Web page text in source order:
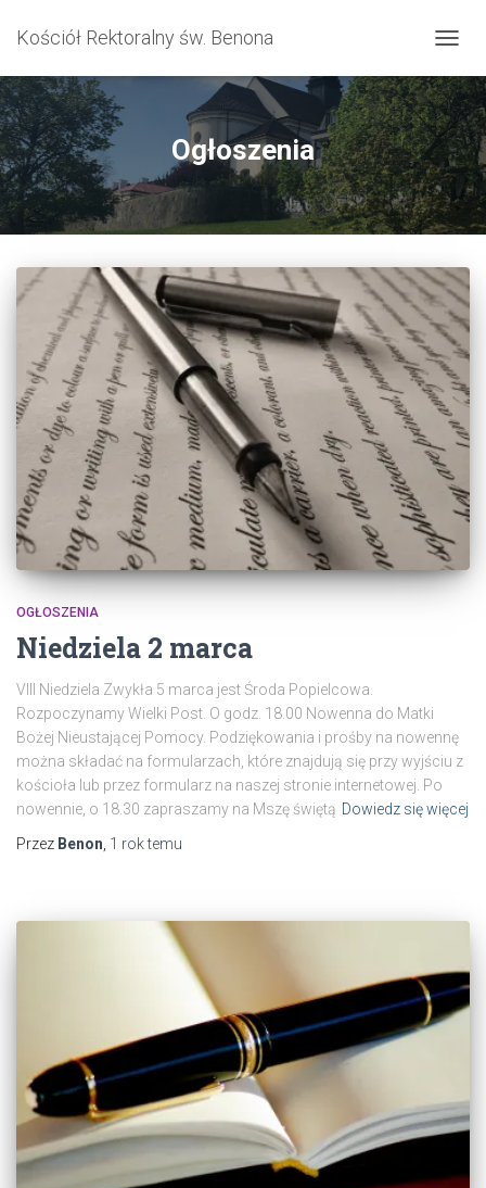
Kościół Rektoralny św. Benona
Ogłoszenia
OGŁOSZENIA
Niedziela 2 marca
VIII Niedziela Zwykła 5 marca jest Środa Popielcowa.
Rozpoczynamy Wielki Post. O godz. 18.00 Nowenna do Matki
Bożej Nieustającej Pomocy. Podziękowania i prośby na nowennę
można składać na formularzach, które znajdują się przy wyjściu z
kościoła lub przez formularz na naszej stronie internetowej. Po
nowennie, o 18.30 zapraszamy na Mszę świętą Dowiedz się więcej
Przez Benon 1 roktemu